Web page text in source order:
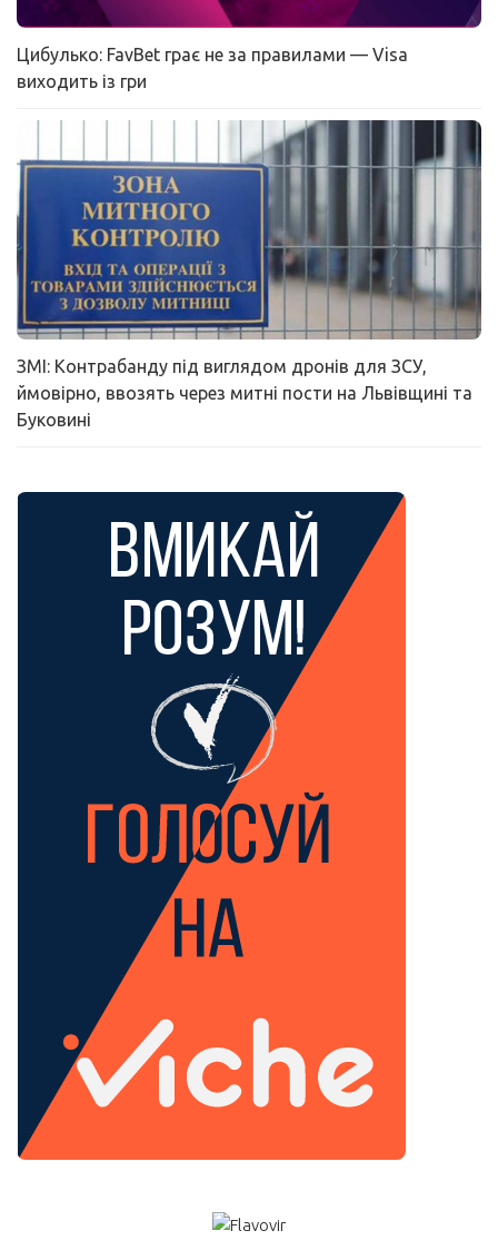
Цибулько: FavBet грає не за правилами — Visa
виходить із гри
ЗМІ: Контрабанду під виглядом дронів для ЗСУ,
ймовірно, ввозять через митні пости на Львівщині та
Буковині